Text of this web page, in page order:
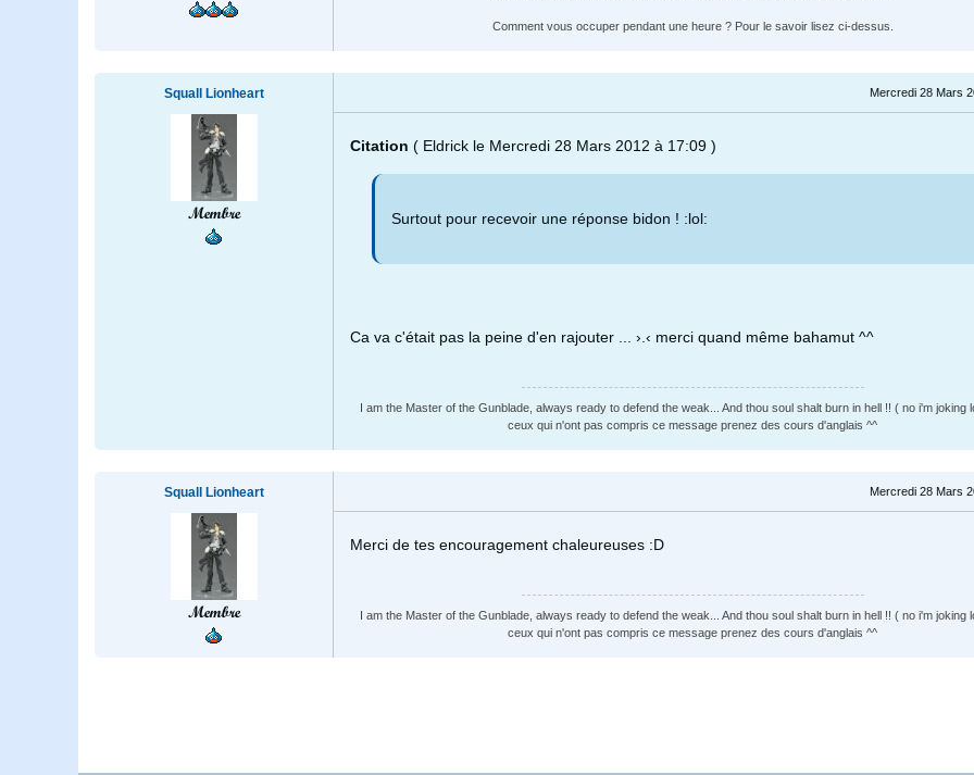
Comment vous occuper pendant une heure ? Pour le savoir lisez ci-dessus.
Squall Lionheart
Membre
Mercredi 28 Mars
Citation ( Eldrick le Mercredi 28 Mars 2012 à 17:09 )
Surtout pour recevoir une réponse bidon ! :lol:
Ca va c'était pas la peine d'en rajouter ... ›.‹ merci quand même bahamut ^^
I am the Master of the Gunblade, always ready to defend the weak... And thou soul shalt burn in hell !! ( no i'm joking
ceux qui n'ont pas compris ce message prenez des cours d'anglais ^^
Squall Lionheart
Membre
Mercredi 28 Mars
Merci de tes encouragement chaleureuses :D
I am the Master of the Gunblade, always ready to defend the weak... And thou soul shalt burn in hell !! ( no i'm joking
ceux qui n'ont pas compris ce message prenez des cours d'anglais ^^